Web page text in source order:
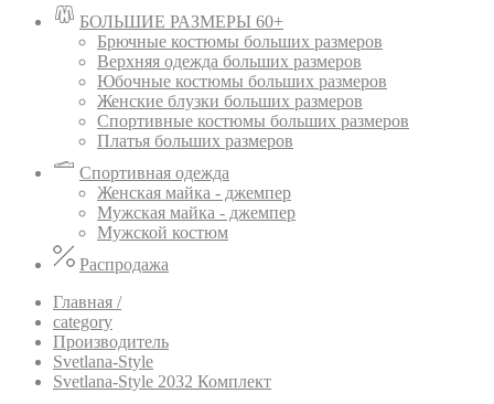
БОЛЬШИЕ РАЗМЕРЫ 60+
Брючные костюмы больших размеров
Верхняя одежда больших размеров
Юбочные костюмы больших размеров
Женские блузки больших размеров
Спортивные костюмы больших размеров
Платья больших размеров
Спортивная одежда
Женская майка - джемпер
Мужская майка - джемпер
Мужской костюм
Распродажа
Главная /
category
Производитель
Svetlana-Style
Svetlana-Style 2032 Комплект